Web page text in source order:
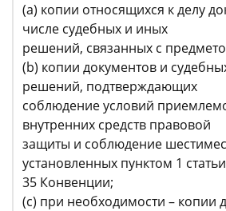
(a) копии относящихся к делу
числе судебных и иных
решений, связанных с
(b) копии документов и
решений, подтверждающих
соблюдение условий
внутренних средств правовой
защиты и соблюдение
установленных пунктом 1 статьи
35 Конвенции;
(с) при необходимости – копии